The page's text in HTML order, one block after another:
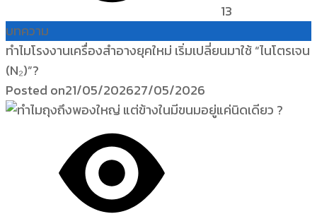
13
บทความ
ทำไมโรงงานเครื่องสำอางยุคใหม่ เริ่มเปลี่ยนมาใช้ “ไนโตรเจน
(N₂)”?
Posted on21/05/202627/05/2026